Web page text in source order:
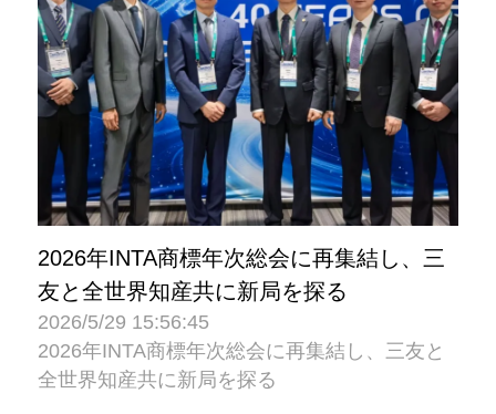
2026年INTA商標年次総会に再集結し、三
友と全世界知産共に新局を探る
2026/5/29 15:56:45
2026年INTA商標年次総会に再集結し、三友と
全世界知産共に新局を探る